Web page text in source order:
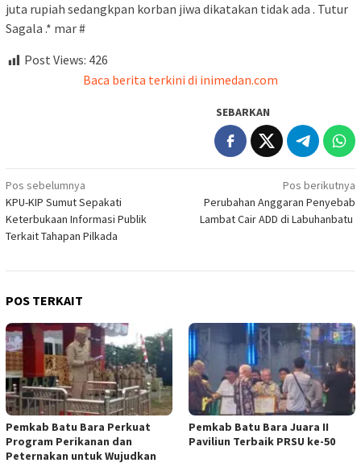
juta rupiah sedangkpan korban jiwa dikatakan tidak ada . Tutur
Sagala .* mar #
Post Views: 426
Baca berita terkini di inimedan.com
SEBARKAN
Navigasi
pos
Pos sebelumnya
KPU-KIP Sumut Sepakati
Keterbukaan Informasi Publik
Terkait Tahapan Pilkada
Pos berikutnya
Perubahan Anggaran Penyebab
Lambat Cair ADD di Labuhanbatu
POS TERKAIT
Pemkab Batu Bara Perkuat
Program Perikanan dan
Peternakan untuk Wujudkan
Pemkab Batu Bara Juara II
Paviliun Terbaik PRSU ke-50